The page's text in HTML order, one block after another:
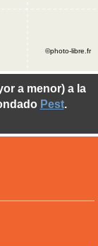
a menor) a la
Pest.
©photo-libre.fr